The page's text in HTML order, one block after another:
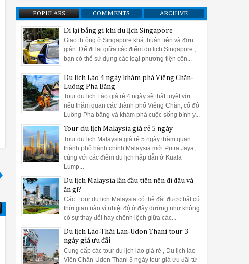
POPULARS COMMENTS ARCHIVE
Đi lại bằng gì khi du lịch Singapore
Giao th ông ở Singapore khá thuận tiện và đơn
giản. Để đi lại giữa các điểm du lịch Singapore ,
bạn có thể sử dụng các loại phương tiện côn...
Du lịch Lào 4 ngày khám phá Viêng Chăn-
Luông Pha Băng
Tour du lịch Lào giá rẻ 4 ngày sẽ thật tuyệt vời
nếu thăm quan các thành phố Viêng Chăn, cố đô
Luông Pha băng và khám phá cuộc sống bình y...
Tour du lịch Malaysia giá rẻ 5 ngày
Tour du lịch Malaysia giá rẻ 5 ngày thăm quan
thành phố hành chính Malaysia mới Putra Jaya,
cùng với các điểm du lịch hấp dẫn ở Kuala
Lump...
Du lịch Malaysia lần đầu tiên nên đi đâu và
ăn gì?
Các tour du lịch Malaysia có thể đặt được bất cứ
thời gian nào vì nhiệt độ ở đây dường như không
có sự thay đổi hay chênh lệch giữa các...
Du lịch Lào-Thái Lan-Udon Thani tour 3
ngày giá ưu đãi
Cung cấp các tour du lịch lào giá rẻ , Du lịch lào-
Viên Chăn-Udon Thani 3 ngày tour giá ưu đãi từ